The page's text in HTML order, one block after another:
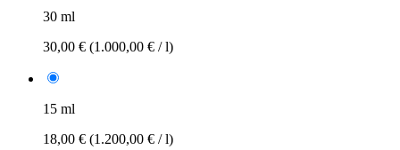
30 ml
30,00 € (1.000,00 € / l)
15 ml
18,00 € (1.200,00 € / l)